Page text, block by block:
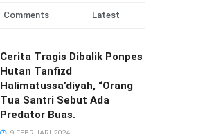
Comments Latest
Cerita Tragis Dibalik Ponpes
Hutan Tanfizd
Halimatussa’diyah, “Orang
Tua Santri Sebut Ada
Predator Buas.